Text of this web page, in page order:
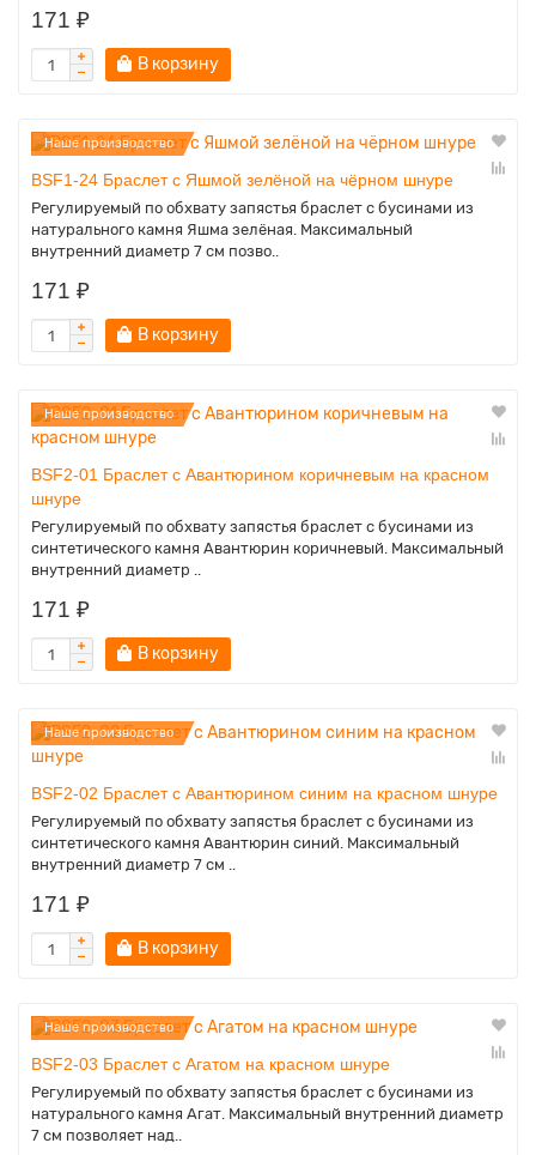
171 ₽
В корзину
Наше производство
BSF1-24 Браслет с Яшмой зелёной на чёрном шнуре
Регулируемый по обхвату запястья браслет с бусинами из
натурального камня Яшма зелёная. Максимальный
внутренний диаметр 7 см позво..
171 ₽
В корзину
Наше производство
BSF2-01 Браслет с Авантюрином коричневым на красном
шнуре
Регулируемый по обхвату запястья браслет с бусинами из
синтетического камня Авантюрин коричневый. Максимальный
внутренний диаметр ..
171 ₽
В корзину
Наше производство
BSF2-02 Браслет с Авантюрином синим на красном шнуре
Регулируемый по обхвату запястья браслет с бусинами из
синтетического камня Авантюрин синий. Максимальный
внутренний диаметр 7 см ..
171 ₽
В корзину
Наше производство
BSF2-03 Браслет с Агатом на красном шнуре
Регулируемый по обхвату запястья браслет с бусинами из
натурального камня Агат. Максимальный внутренний диаметр
7 см позволяет над..